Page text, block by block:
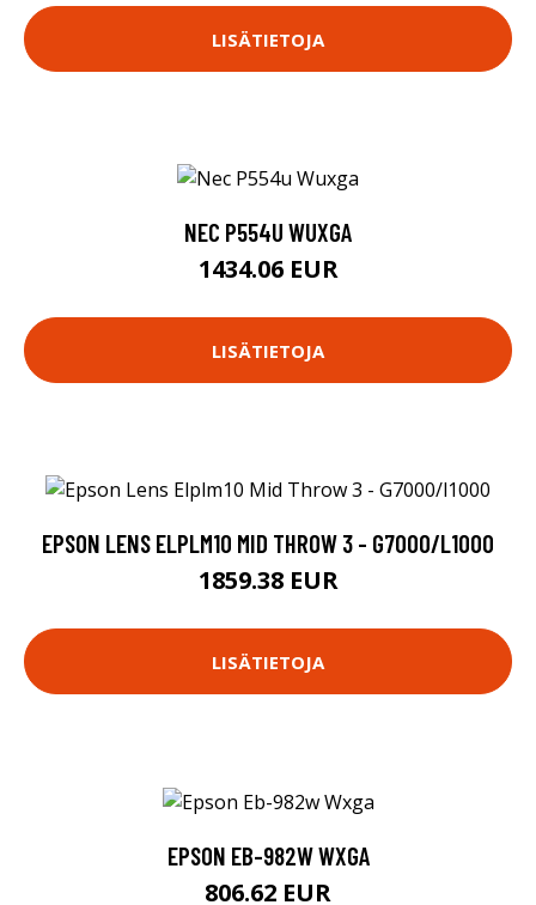
LISÄTIETOJA
NEC P554U WUXGA
1434.06 EUR
LISÄTIETOJA
EPSON LENS ELPLM10 MID THROW 3 - G7000/L1000
1859.38 EUR
LISÄTIETOJA
EPSON EB-982W WXGA
806.62 EUR